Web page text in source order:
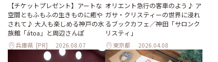
【チケットプレゼント】アートな
空間ともふもふの生きものに癒や
されて♪ 大人も楽しめる神戸の水
族館「átoa」と周辺さんぽ
兵庫県 [PR] 2026.08.07
オリエント急行の客車のよう♪ ア
ガサ・クリスティーの世界に浸れ
るブックカフェ／神田「サロンク
リスティ」
東京都 2026.04.08